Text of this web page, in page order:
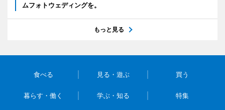
ムフォトウェディングを。
もっと見る
食べる 見る・遊ぶ 買う
暮らす・働く 学ぶ・知る 特集